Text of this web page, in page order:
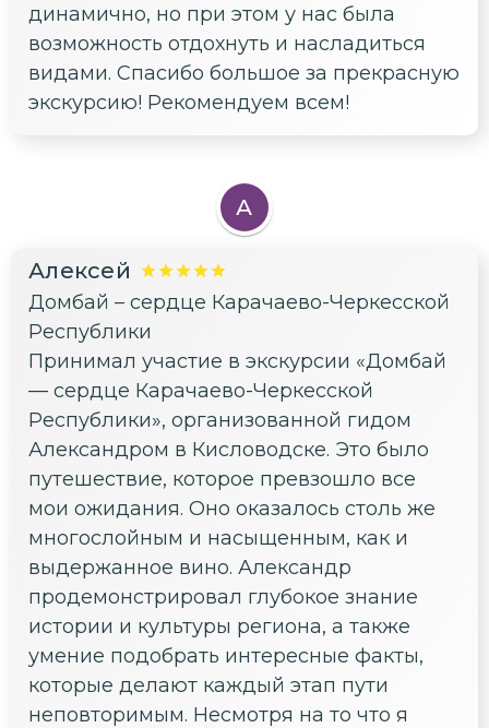
динамично, но при этом у нас была
возможность отдохнуть и насладиться
видами. Спасибо большое за прекрасную
экскурсию! Рекомендуем всем!
А
Алексей
Домбай – сердце Карачаево-Черкесской
Республики
Принимал участие в экскурсии «Домбай
— сердце Карачаево-Черкесской
Республики», организованной гидом
Александром в Кисловодске. Это было
путешествие, которое превзошло все
мои ожидания. Оно оказалось столь же
многослойным и насыщенным, как и
выдержанное вино. Александр
продемонстрировал глубокое знание
истории и культуры региона, а также
умение подобрать интересные факты,
которые делают каждый этап пути
неповторимым. Несмотря на то что я